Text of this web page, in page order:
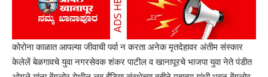
कोरोना काळात आपल्या जीवाची पर्वा न करता अनेक मृतदेहावर अंतीम संस्कार
केलेलें बेळगावचे युवा नगरसेवक शंकर पाटील व खानापूरचे भाजपा युवा नेते पंडीत